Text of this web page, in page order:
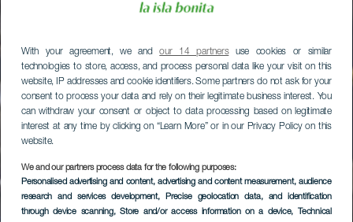
With your agreement, we andour 14 partnersuse cookies or similar
technologies to store, access, and process personal data like your visit on this
website, IP addresses and cookie identifiers. Some partners do not ask for your
consent to process your data and rely on their legitimate business interest. You
can withdraw your consent or object to data processing based on legitimate
interest at any time by clicking on “Learn More” or in our Privacy Policy on this
website.
We and our partners process data for the following purposes:
Personalised advertising and content, advertising and content measurement, audience
research and services development, Precise geolocation data, and identification
through device scanning, Store and/or access information on a device, Technical